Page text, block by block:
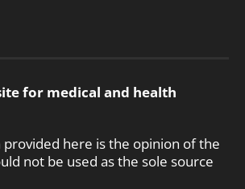
for medical and health
here is the opinion of the
not be used as the sole source